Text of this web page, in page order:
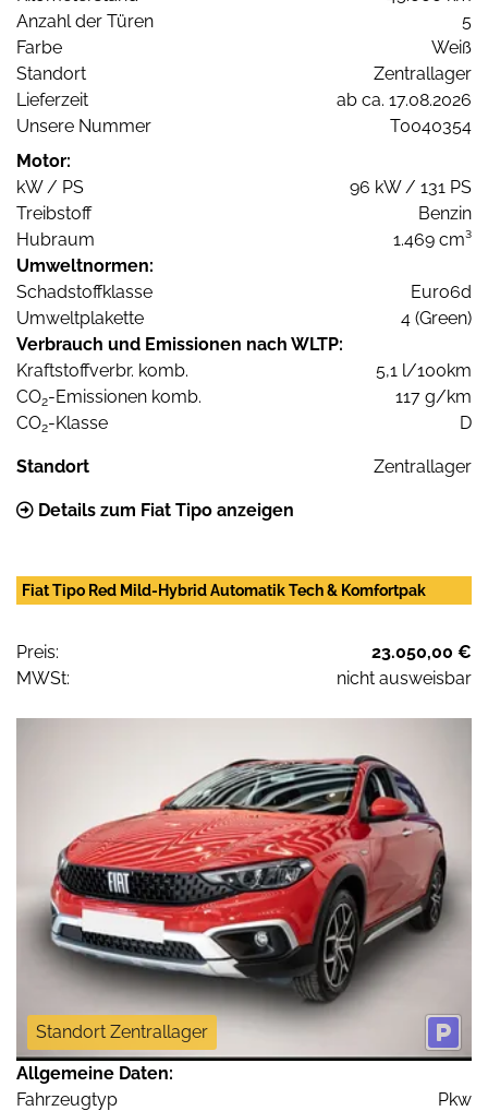
Anzahl der Türen
5
Farbe
Weiß
Standort
Zentrallager
Lieferzeit
ab ca. 17.08.2026
Unsere Nummer
T0040354
Motor:
kW / PS
96 kW / 131 PS
Treibstoff
Benzin
Hubraum
1.469 cm³
Umweltnormen:
Schadstoffklasse
Euro6d
Umweltplakette
4 (Green)
Verbrauch und Emissionen nach WLTP:
Kraftstoffverbr. komb.
5,1 l/100km
CO2-Emissionen komb.
117 g/km
CO2-Klasse D
Standort Zentrallager
Details zum Fiat Tipo anzeigen
Fiat Tipo Red Mild-Hybrid Automatik Tech & Komfortpak
Preis:
23.050,00 €
MWSt:
nicht ausweisbar
Standort Zentrallager
Allgemeine Daten:
Fahrzeugtyp
Pkw